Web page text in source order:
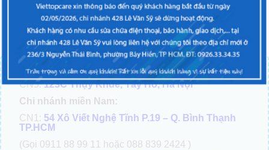
ĐIỆN THOẠI BẠN GẶP VẤN ĐỀ? LIÊN HỆ NGAY!
TRUNG TÂM SỬA CHỮA ĐIỆN THOẠI VIETTOPCARE
Chi nhánh miền Bắc:
CN5:123C Thụy Khuê, Tây Hồ, Hà Nội
Chi nhánh miền Nam:
CN1: 54 Xô Viết Nghệ Tĩnh P.19 – Q. Bình Thạnh
TP.HCM
(Gọi 0911 88 99 11 hoặc 088 839 2424 )